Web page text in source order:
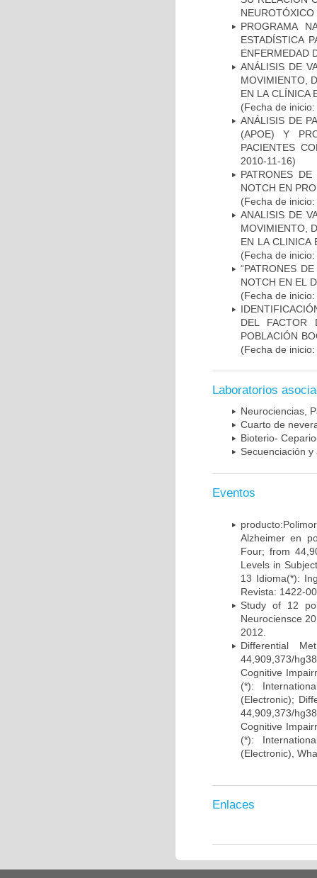
NEUROTÓXICO
PROGRAMA
ESTADÍSTICA
ENFERMEDAD
ANÁLISIS DE
MOVIMIENTO,
EN LA CLÍNICA
(Fecha de
ANÁLISIS DE
(APOE) Y
PACIENTES
2010-11-16)
PATRONES
NOTCH EN
(Fecha de
ANALISIS DE
MOVIMIENTO,
EN LA CLINICA
(Fecha de
“PATRONES
NOTCH EN EL
(Fecha de
DEL FACTOR
POBLACIÓN
(Fecha de
Laboratorios
Neurociencias,
Cuarto de
Bioterio-
Secuenciación
Eventos
Alzheimer en
Four; from
Levels in
13 Idioma(*):
Revista: 1422-
Study of 12
Neurociensce
2012.
Differential
44,909,373/
Cognitive
(*):
(Electronic);
44,909,373/
Cognitive
(*):
(Electronic),
Enlaces